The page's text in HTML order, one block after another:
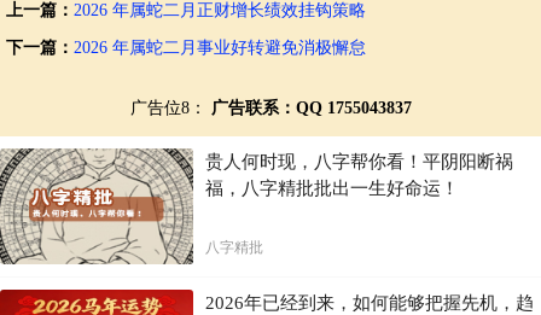
上一篇： 2026 年属蛇二月正财增长绩效挂钩策略
下一篇： 2026 年属蛇二月事业好转避免消极懈怠
广告位8： 广告联系：QQ 1755043837
贵人何时现，八字帮你看！平阴阳断祸
福，八字精批批出一生好命运！
八字精批
2026年已经到来，如何能够把握先机，趋